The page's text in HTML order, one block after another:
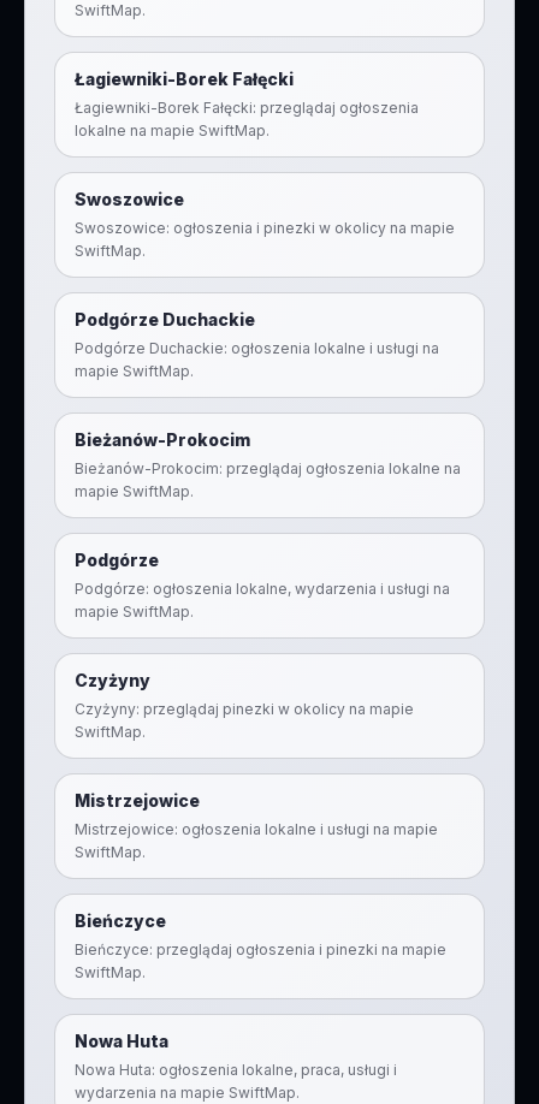
SwiftMap.
Łagiewniki-Borek Fałęcki
Łagiewniki-Borek Fałęcki: przeglądaj ogłoszenia
lokalne na mapie SwiftMap.
Swoszowice
Swoszowice: ogłoszenia i pinezki w okolicy na mapie
SwiftMap.
Podgórze Duchackie
Podgórze Duchackie: ogłoszenia lokalne i usługi na
mapie SwiftMap.
Bieżanów-Prokocim
Bieżanów-Prokocim: przeglądaj ogłoszenia lokalne na
mapie SwiftMap.
Podgórze
Podgórze: ogłoszenia lokalne, wydarzenia i usługi na
mapie SwiftMap.
Czyżyny
Czyżyny: przeglądaj pinezki w okolicy na mapie
SwiftMap.
Mistrzejowice
Mistrzejowice: ogłoszenia lokalne i usługi na mapie
SwiftMap.
Bieńczyce
Bieńczyce: przeglądaj ogłoszenia i pinezki na mapie
SwiftMap.
Nowa Huta
Nowa Huta: ogłoszenia lokalne, praca, usługi i
wydarzenia na mapie SwiftMap.